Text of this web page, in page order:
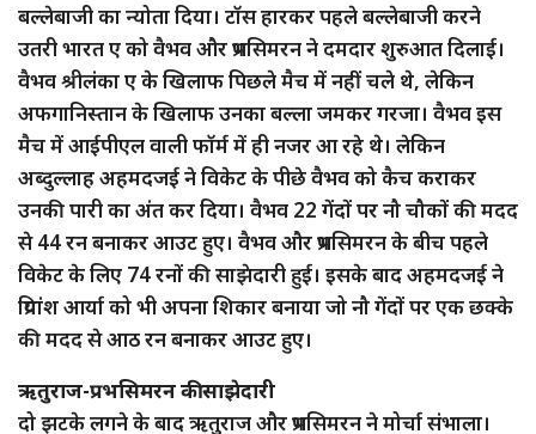
बल्लेबाजी का न्योता दिया। टॉस हारकर पहले बल्लेबाजी करने
उतरी भारत ए को वैभव और प्रभसिमरन ने दमदार शुरुआत दिलाई।
वैभव श्रीलंका ए के खिलाफ पिछले मैच में नहीं चले थे, लेकिन
अफगानिस्तान के खिलाफ उनका बल्ला जमकर गरजा। वैभव इस
मैच में आईपीएल वाली फॉर्म में ही नजर आ रहे थे। लेकिन
अब्दुल्लाह अहमदजई ने विकेट के पीछे वैभव को कैच कराकर
उनकी पारी का अंत कर दिया। वैभव 22 गेंदों पर नौ चौकों की मदद
से 44 रन बनाकर आउट हुए। वैभव और प्रभसिमरन के बीच पहले
विकेट के लिए 74 रनों की साझेदारी हुई। इसके बाद अहमदजई ने
प्रियांश आर्या को भी अपना शिकार बनाया जो नौ गेंदों पर एक छक्के
की मदद से आठ रन बनाकर आउट हुए।
ऋतुराज-प्रभसिमरन की साझेदारी
दो झटके लगने के बाद ऋतुराज और प्रभसिमरन ने मोर्चा संभाला।